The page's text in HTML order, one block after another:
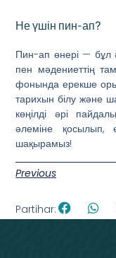
Не үшін пин-ап?
Пин-ап өнері — бұл
пен мәдениеттің
фонында ерекше
тарихын білу және
көңілді әрі
әлеміне қосылып,
шақырамыз!
Previous
Partihar: